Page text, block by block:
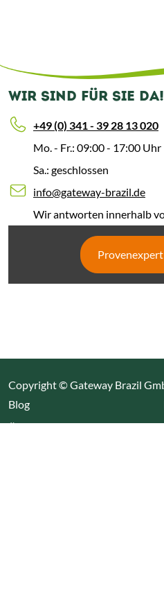
WIR SIND FÜR SIE DA!
+49 (0) 341 - 39 28 13 020
Mo. - Fr.: 09:00 - 17:00 Uhr
Sa.: geschlossen
info@gateway-brazil.de
Wir antworten innerhalb
Copyright © Gateway Brazil
Blog(Link öffnet einen neuen
Über uns